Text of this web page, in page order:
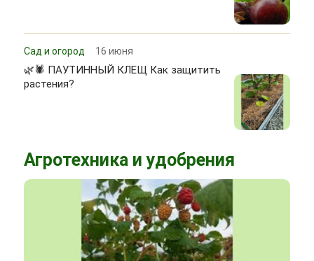
Сад и огород 16 июня
🌿🕷 ПАУТИННЫЙ КЛЕЩ Как защитить
растения?
Агротехника и удобрения